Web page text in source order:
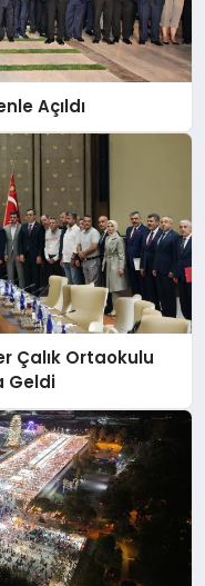
Açıldı
Çalık Ortaokulu
Geldi